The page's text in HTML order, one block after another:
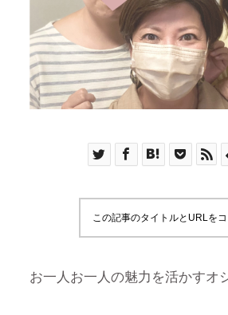
この記事のタイトルとURLを
お一人お一人の魅力を活かすオ